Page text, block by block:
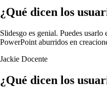
¿Qué dicen los
Slidesgo es genial. Puedes
PowerPoint aburridos en
Jackie Docente
¿Qué dicen los